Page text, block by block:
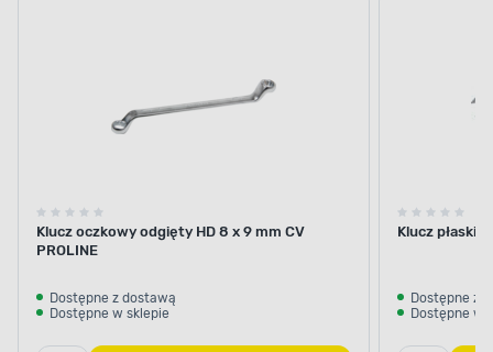
Klucz oczkowy odgięty HD 8 x 9 mm CV
PROLINE
Dostępne z dostawą
Dostępne w sklepie
Klucz płaski
Dostępne z
Dostępne w